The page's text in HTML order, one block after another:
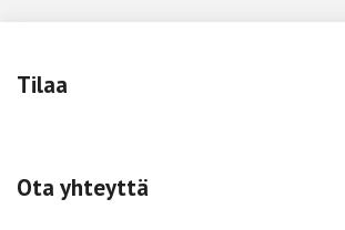
Tilaa
Ota yhteyttä